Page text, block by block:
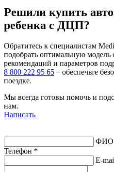
Решили купить
ребенка с ДЦП?
Обратитесь к специалистам
подобрать оптимальную
рекомендаций и параметров
8 800 222 95 65 – обеспечьте
поездке.
Мы всегда готовы помочь и
нам.
Написать
ФИО
Телефон *
E-